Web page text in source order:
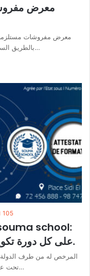
معرض
معرض مفروشات
بالطريق السياحية سيدي سالم من 27 سبتمبر الى 13 اكتوبر…
105
على كل دورة تكوينية عندك تكوين في اللغة بلاش.
تحت عدد 1515723 على كل دورة تكوينية عندك تكوين…